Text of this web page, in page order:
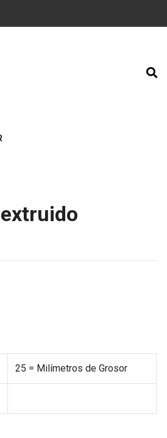
25 = Milímetros de Grosor